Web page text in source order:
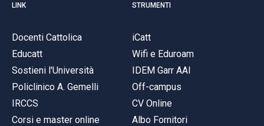
LINK
Docenti Cattolica
Educatt
Sostieni l'Università
Policlinico A. Gemelli
IRCCS
Corsi e master online
STRUMENTI
iCatt
Wifi e Eduroam
IDEM Garr AAI
Off-campus
CV Online
Albo Fornitori